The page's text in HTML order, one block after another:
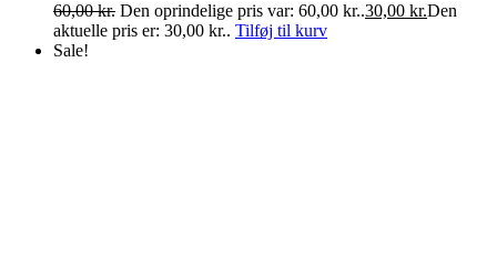
60,00kr. Den oprindelige pris var: 60,00 kr..30,00 kr.Den
aktuelle pris er: 30,00 kr.. Tilføj til kurv
Sale!